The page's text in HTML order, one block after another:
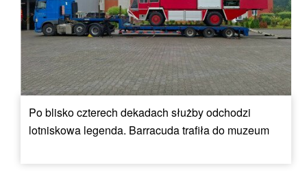
Po blisko czterech dekadach służby odchodzi
lotniskowa legenda. Barracuda trafiła do muzeum